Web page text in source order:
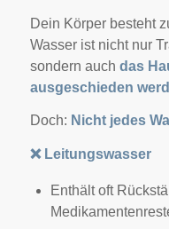
Dein Körper besteht
Wasser ist nicht nur
sondern auch das
ausgeschieden
Doch: Nicht jedes
❌Leitungswasser
Enthält oft